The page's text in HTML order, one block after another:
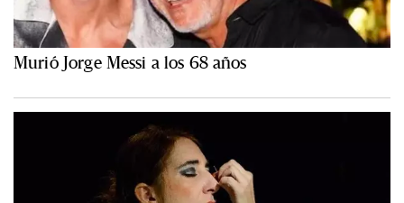
Murió Jorge Messi a los 68 años